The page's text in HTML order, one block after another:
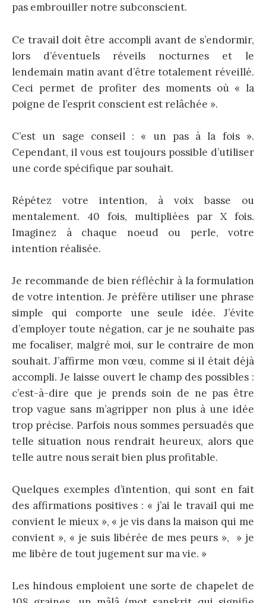
pas embrouiller notre subconscient.
Ce travail doit être accompli avant de s’endormir,
lors d’éventuels réveils nocturnes et le
lendemain matin avant d’être totalement réveillé.
Ceci permet de profiter des moments où « la
poigne de l’esprit conscient est relâchée ».
C’est un sage conseil : « un pas à la fois ».
Cependant, il vous est toujours possible d’utiliser
une corde spécifique par souhait.
Répétez votre intention, à voix basse ou
mentalement. 40 fois, multipliées par X fois.
Imaginez à chaque noeud ou perle, votre
intention réalisée.
Je recommande de bien réfléchir à la formulation
de votre intention. Je préfère utiliser une phrase
simple qui comporte une seule idée. J’évite
d’employer toute négation, car je ne souhaite pas
me focaliser, malgré moi, sur le contraire de mon
souhait. J’affirme mon vœu, comme si il était déjà
accompli. Je laisse ouvert le champ des possibles :
c’est-à-dire que je prends soin de ne pas être
trop vague sans m’agripper non plus à une idée
trop précise. Parfois nous sommes persuadés que
telle situation nous rendrait heureux, alors que
telle autre nous serait bien plus profitable.
Quelques exemples d’intention, qui sont en fait
des affirmations positives : « j’ai le travail qui me
convient le mieux », « je vis dans la maison qui me
convient », « je suis libérée de mes peurs », » je
me libère de tout jugement sur ma vie. »
Les hindous emploient une sorte de chapelet de